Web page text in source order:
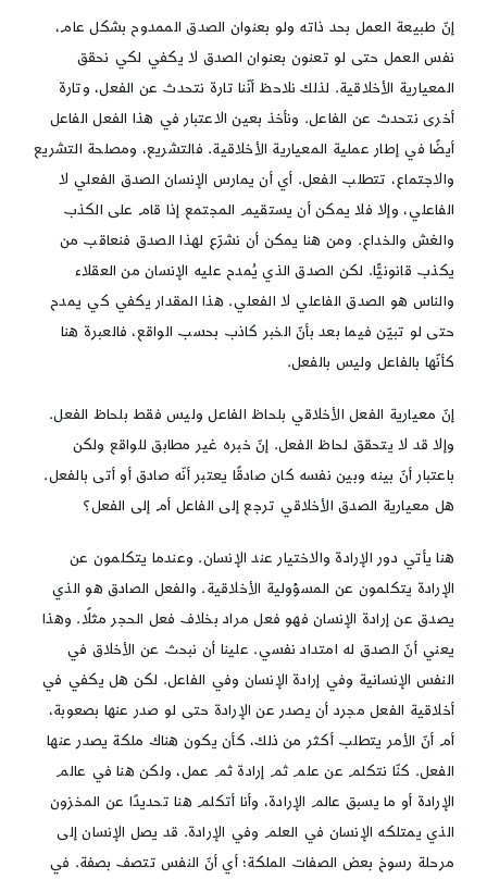
إنّ طبيعة العمل بحد ذاته ولو بعنوان الصدق الممدوح بشكل عام،
نفس العمل حتى لو تعنون بعنوان الصدق لا يكفي لكي نحقق
المعيارية الأخلاقية. لذلك نلاحظ أنّنا تارة نتحدث عن الفعل، وتارة
أخرى نتحدث عن الفاعل. ونأخذ بعين الاعتبار في هذا الفعل الفاعل
أيضًا في إطار عملية المعيارية الأخلاقية. فالتشريع، ومصلحة التشريع
والاجتماع، تتطلب الفعل. أي أن يمارس الإنسان الصدق الفعلي لا
الفاعلي، وإلا فلا يمكن أن يستقيم المجتمع إذا قام على الكذب
والغش والخداع. ومن هنا يمكن أن نشرّع لهذا الصدق فنعاقب من
يكذب قانونيًّا. لكن الصدق الذي يُمدح عليه الإنسان من العقلاء
والناس هو الصدق الفاعلي لا الفعلي. هذا المقدار يكفي كي يمدح
حتى لو تبيّن فيما بعد بأنّ الخبر كاذب بحسب الواقع، فالعبرة هنا
كأنّها بالفاعل وليس بالفعل.
إنّ معيارية الفعل الأخلاقي بلحاظ الفاعل وليس فقط بلحاظ الفعل.
وإلا قد لا يتحقق لحاظ الفعل. إنّ خبره غير مطابق للواقع ولكن
باعتبار أنّ بينه وبين نفسه كان صادقًا يعتبر أنّه صادق أو أتى بالفعل.
هل معيارية الصدق الأخلاقي ترجع إلى الفاعل أم إلى الفعل؟
هنا يأتي دور الإرادة والاختيار عند الإنسان. وعندما يتكلمون عن
الإرادة يتكلمون عن المسؤولية الأخلاقية. والفعل الصادق هو الذي
يصدق عن إرادة الإنسان فهو فعل مراد بخلاف فعل الحجر مثلًا. وهذا
يعني أنّ الصدق له امتداد نفسي. علينا أن نبحث عن الأخلاق في
النفس الإنسانية وفي إرادة الإنسان وفي الفاعل. لكن هل يكفي في
أخلاقية الفعل مجرد أن يصدر عن الإرادة حتى لو صدر عنها بصعوبة،
أم أنّ الأمر يتطلب أكثر من ذلك، كأن يكون هناك ملكة يصدر عنها
الفعل. كنّا نتكلم عن علم ثم إرادة ثم عمل، ولكن هنا في عالم
الإرادة أو ما يسبق عالم الإرادة، وأنا أتكلم هنا تحديدًا عن المخزون
الذي يمتلكه الإنسان في العلم وفي الإرادة. قد يصل الإنسان إلى
مرحلة رسوخ بعض الصفات الملكة؛ أي أنّ النفس تتصف بصفة. في